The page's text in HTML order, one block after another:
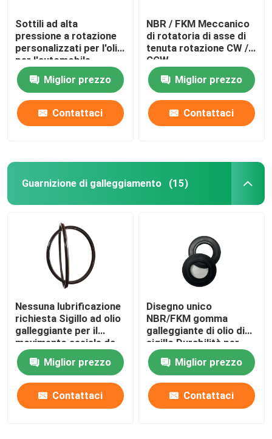
Sottili ad alta
pressione a rotazione
personalizzati per l'olio
per l'automobile
Miglior prezzo
Contattaci
NBR / FKM Meccanico
di rotatoria di asse di
tenuta rotazione CW /
CCW
Miglior prezzo
Contattaci
Guarnizione di galleggiamento (15)
Nessuna lubrificazione
richiesta Sigillo ad olio
galleggiante per il
movimento assiale da
0,2 mm a 0,5 mm
Miglior prezzo
Contattaci
Disegno unico
NBR/FKM gomma
galleggiante di olio di
sigillo Durabilità per
accelerare
Miglior prezzo
Contattaci